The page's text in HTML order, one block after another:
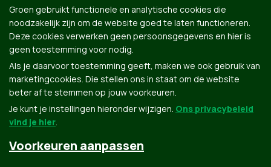
Groen.be
Groen gebruikt functionele en analytische cookies die
noodzakelijk zijn om de website goed te laten functioneren.
Deze cookies verwerken geen persoonsgegevens en hier is
geen toestemming voor nodig.
Als je daarvoor toestemming geeft, maken we ook gebruik van
marketingcookies. Die stellen ons in staat om de website
beter af te stemmen op jouw voorkeuren.
Je kunt je instellingen hieronder wijzigen. Ons privacybeleid
vind je hier.
Voorkeuren aanpassen